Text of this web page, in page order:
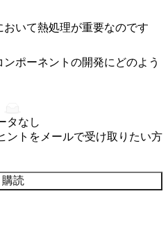
いて熱処理が重要なのです
ポーネントの開発にどのよう
タなし
ントをメールで受け取りたい方
購読